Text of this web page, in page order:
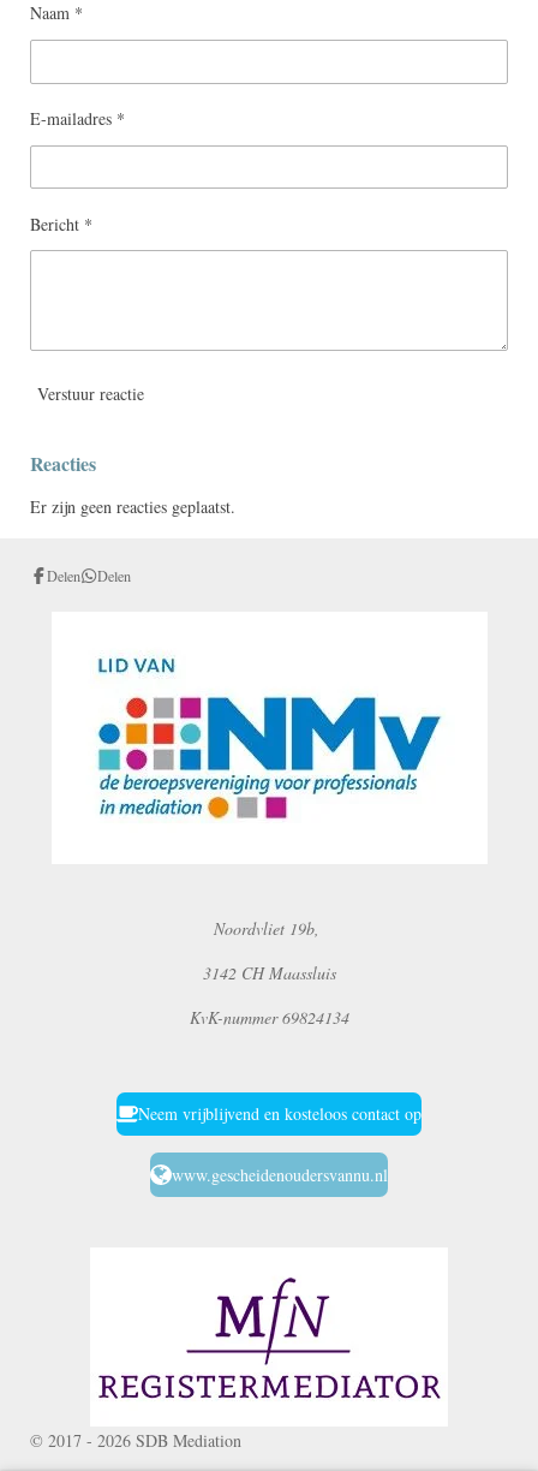
Naam *
E-mailadres *
Bericht *
Verstuur reactie
Reacties
Er zijn geen reacties geplaatst.
Delen Delen
Noordvliet 19b,
3142 CH Maassluis
KvK-nummer 69824134
Neem vrijblijvend en kosteloos contact op
www.gescheidenoudersvannu.nl
© 2017 - 2026 SDB Mediation